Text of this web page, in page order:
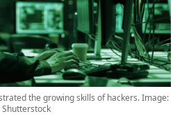
the growing skills of hackers. Image:
Shutterstock